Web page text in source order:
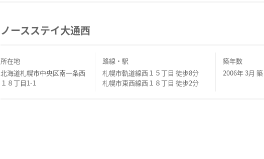
ノースステイ大通西
所在地
北海道札幌市中央区南一条西
１８丁目1-1
路線・駅
札幌市軌道線西１５丁目 徒歩8分
札幌市東西線西１８丁目 徒歩2分
築年数
2006年 3月 築